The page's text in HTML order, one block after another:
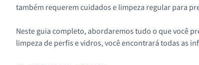
também requerem cuidados e limpeza regular para
Neste guia completo, abordaremos tudo o que você
limpeza de perfis e vidros, você encontrará todas as